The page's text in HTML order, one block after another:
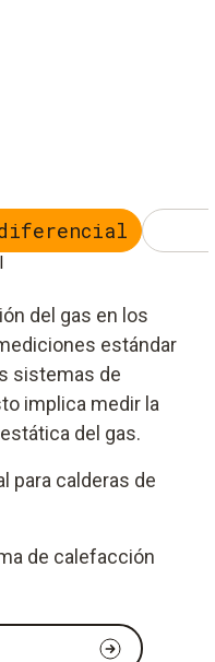
del gas en los
estándar
sistemas de
implica medir la
del gas.
para calderas de
de calefacción